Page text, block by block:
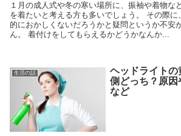
１月の成人式や冬の寒い場所に、振袖や着物な
を着たいと考える方も多いでしょう。 その際に
的におかしくないだろうかと疑問というか不安
ん。 着付けをしてもらえるかどうかなんか...
生活の話
ヘッドライト
側どっち？原
など